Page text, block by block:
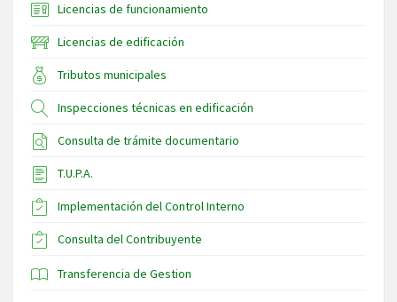
Licencias de funcionamiento
Licencias de edificación
Tributos municipales
Inspecciones técnicas en edificación
Consulta de trámite documentario
T.U.P.A.
Implementación del Control Interno
Consulta del Contribuyente
Transferencia de Gestion